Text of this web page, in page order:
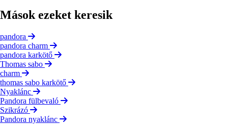
Mások ezeket keresik
pandora
pandora charm
pandora karkötő
Thomas sabo
charm
thomas sabo karkötő
Nyaklánc
Pandora fülbevaló
Szikrázó
Pandora nyaklánc